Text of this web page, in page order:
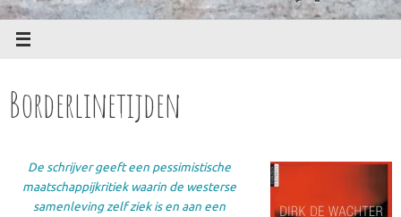
Borderlinetijden
De schrijver geeft een pessimistische
maatschappijkritiek waarin de westerse
samenleving zelf ziek is en aan een